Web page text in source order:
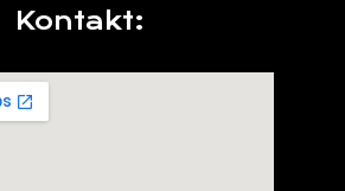
Kontakt: